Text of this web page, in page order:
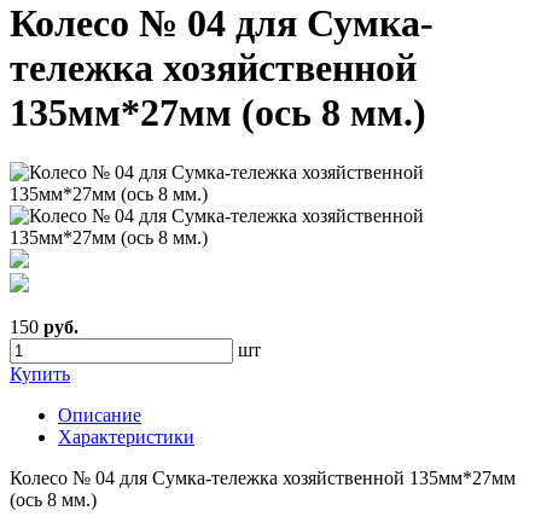
Колесо № 04 для Сумка-
тележка хозяйственной
135мм*27мм (ось 8 мм.)
150 руб.
шт
Купить
Описание
Характеристики
Колесо № 04 для Сумка-тележка хозяйственной 135мм*27мм
(ось 8 мм.)